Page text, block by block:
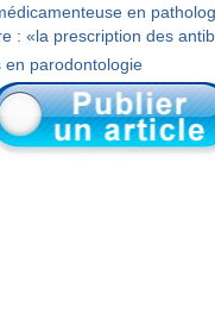
en
: «la prescription des
en parodontologie